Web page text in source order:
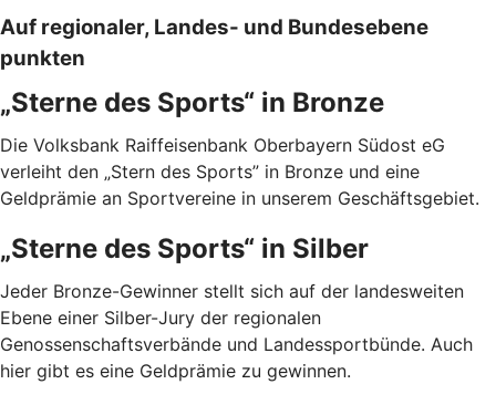
Auf regionaler, Landes- und Bundesebene
punkten
„Sterne des Sports“ in Bronze
Die Volksbank Raiffeisenbank Oberbayern Südost eG
verleiht den „Stern des Sports” in Bronze und eine
Geldprämie an Sportvereine in unserem Geschäftsgebiet.
„Sterne des Sports“ in Silber
Jeder Bronze-Gewinner stellt sich auf der landesweiten
Ebene einer Silber-Jury der regionalen
Genossenschaftsverbände und Landessportbünde. Auch
hier gibt es eine Geldprämie zu gewinnen.